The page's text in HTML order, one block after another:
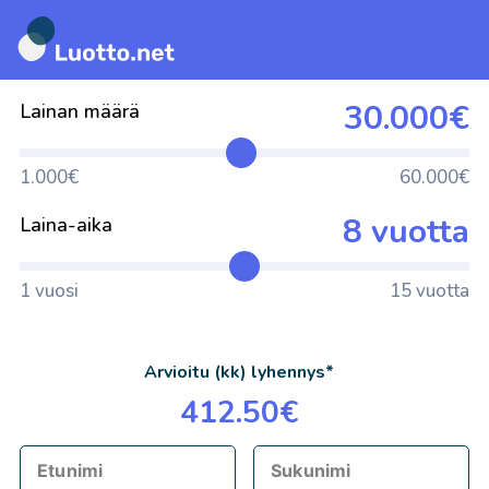
Siirry
suoraan
sisältöön
Lainan määrä 30.000€
1.000€ 60.000€
Laina-aika 8 vuotta
1 vuosi 15 vuotta
Arvioitu (kk) lyhennys*
412.50€